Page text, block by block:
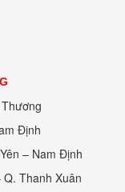
Định
– Nam Định
Thanh Xuân